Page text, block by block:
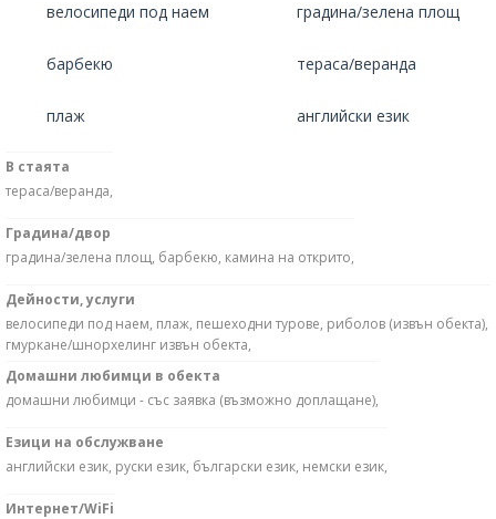
велосипеди под наем градина/зелена площ
барбекю тераса/веранда
плаж английски език
В стаята
тераса/веранда,
Градина/двор
градина/зелена площ, барбекю, камина на открито,
Дейности, услуги
велосипеди под наем, плаж, пешеходни турове, риболов (извън обекта),
гмуркане/шнорхелинг извън обекта,
Домашни любимци в обекта
домашни любимци - със заявка (възможно доплащане),
Езици на обслужване
английски език, руски език, български език, немски език,
Интернет/WiFi